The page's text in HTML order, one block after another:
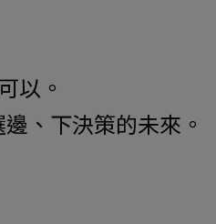
以。
、下決策的未來。